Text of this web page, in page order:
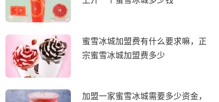
蜜雪冰城加盟费有什么要求嘛，正
宗蜜雪冰城加盟费多少
加盟一家蜜雪冰城需要多少资金，